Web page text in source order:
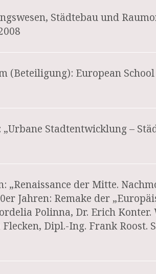
Städtebau und
(Beteiligung): European
Stadtentwicklung –
der Mitte.
Jahren: Remake der
Polinna, Dr. Erich
Dipl.-Ing. Frank